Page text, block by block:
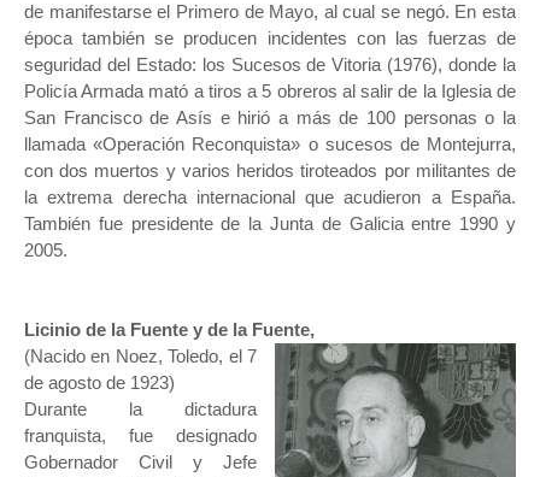
de manifestarse el Primero de Mayo, al cual se negó. En esta
época también se producen incidentes con las fuerzas de
seguridad del Estado: los Sucesos de Vitoria (1976), donde la
Policía Armada mató a tiros a 5 obreros al salir de la Iglesia de
San Francisco de Asís e hirió a más de 100 personas o la
llamada «Operación Reconquista» o sucesos de Montejurra,
con dos muertos y varios heridos tiroteados por militantes de
la extrema derecha internacional que acudieron a España.
También fue presidente de la Junta de Galicia entre 1990 y
2005.
Licinio de la Fuente y de la Fuente,
(Nacido en Noez, Toledo, el 7
de agosto de 1923)
Durante la dictadura
franquista, fue designado
Gobernador Civil y Jefe